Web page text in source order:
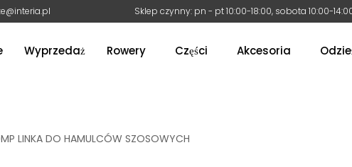
Sklep czynny: pn - pt 10:00-18:00, sobota 10:00-
Wyprzedaż Rowery Części Akcesoria
LINKA DO HAMULCÓW SZOSOWYCH